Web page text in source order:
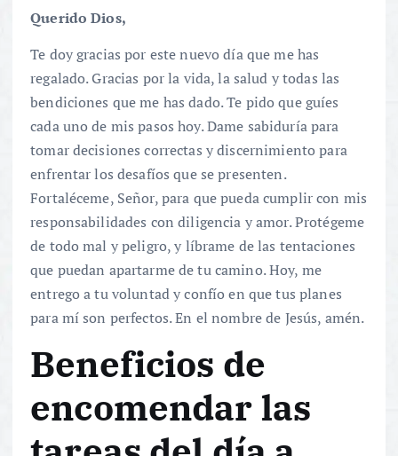
Querido Dios,
Te doy gracias por este nuevo día que me has
regalado. Gracias por la vida, la salud y todas las
bendiciones que me has dado. Te pido que guíes
cada uno de mis pasos hoy. Dame sabiduría para
tomar decisiones correctas y discernimiento para
enfrentar los desafíos que se presenten.
Fortaléceme, Señor, para que pueda cumplir con mis
responsabilidades con diligencia y amor. Protégeme
de todo mal y peligro, y líbrame de las tentaciones
que puedan apartarme de tu camino. Hoy, me
entrego a tu voluntad y confío en que tus planes
para mí son perfectos. En el nombre de Jesús, amén.
Beneficios de
encomendar las